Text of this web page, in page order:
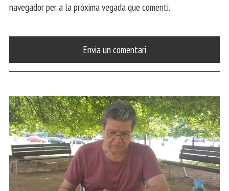
navegador per a la pròxima vegada que comenti.